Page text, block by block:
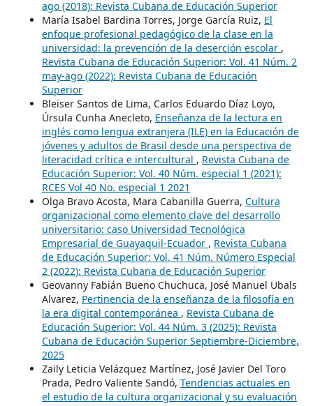
ago (2018): Revista Cubana de Educación Superior
María Isabel Bardina Torres, Jorge García Ruiz, El
enfoque profesional pedagógico de la clase en la
universidad: la prevención de la deserción escolar ,
Revista Cubana de Educación Superior: Vol. 41 Núm. 2
may-ago (2022): Revista Cubana de Educación
Superior
Bleiser Santos de Lima, Carlos Eduardo Díaz Loyo,
Úrsula Cunha Anecleto, Enseñanza de la lectura en
inglés como lengua extranjera (ILE) en la Educación de
jóvenes y adultos de Brasil desde una perspectiva de
literacidad crítica e intercultural , Revista Cubana de
Educación Superior: Vol. 40 Núm. especial 1 (2021):
RCES Vol 40 No. especial 1 2021
Olga Bravo Acosta, Mara Cabanilla Guerra, Cultura
organizacional como elemento clave del desarrollo
universitario: caso Universidad Tecnológica
Empresarial de Guayaquil-Ecuador , Revista Cubana
de Educación Superior: Vol. 41 Núm. Número Especial
2 (2022): Revista Cubana de Educación Superior
Geovanny Fabián Bueno Chuchuca, José Manuel Ubals
Alvarez, Pertinencia de la enseñanza de la filosofía en
la era digital contemporánea , Revista Cubana de
Educación Superior: Vol. 44 Núm. 3 (2025): Revista
Cubana de Educación Superior Septiembre-Diciembre,
2025
Zaily Leticia Velázquez Martínez, José Javier Del Toro
Prada, Pedro Valiente Sandó, Tendencias actuales en
el estudio de la cultura organizacional y su evaluación